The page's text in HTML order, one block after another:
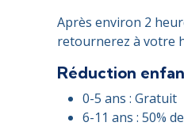
Après environ 2
retournerez à votre
Réduction
0-5 ans : Gratuit
6-11 ans : 50%